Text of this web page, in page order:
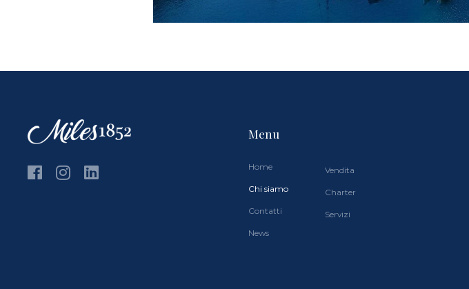
Menu
Home
Chi siamo
Contatti
News
Vendita
Charter
Servizi